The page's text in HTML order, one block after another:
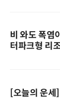
비 와도 폭염
터파크형 리
[오늘의 운